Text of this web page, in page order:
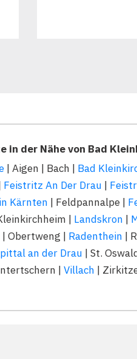
in der Nähe von Bad
| Aigen | Bach | Bad
Feistritz An Der Drau |
Kärnten | Feldpannalpe |
| Landskron |
Obertweng | Radenthein |
an der Drau | St.
| Villach |